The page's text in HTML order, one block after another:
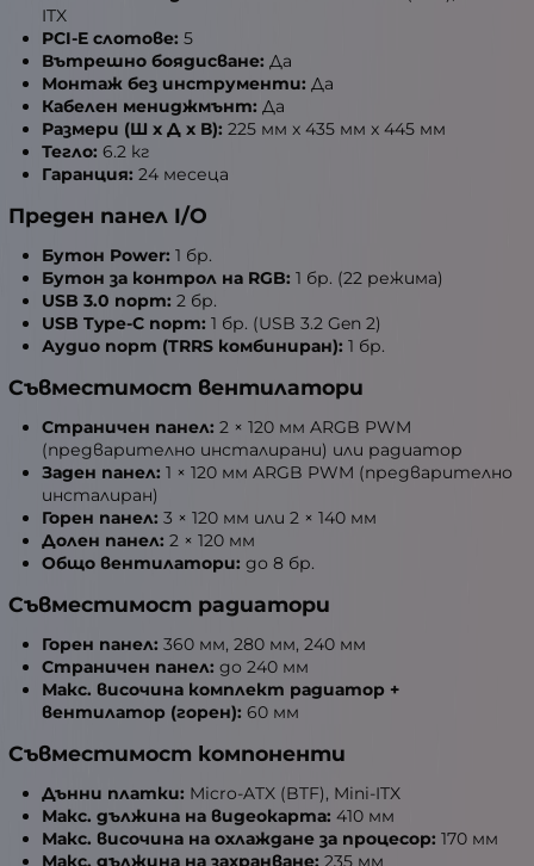
ITX
PCI-E слотове: 5
Вътрешно боядисване: Да
Монтаж без инструменти: Да
Кабелен мениджмънт: Да
Размери (Ш x Д x В): 225 мм x 435 мм x 445 мм
Тегло: 6.2 кг
Гаранция: 24 месеца
Преден панел I/O
Бутон Power: 1 бр.
Бутон за контрол на RGB: 1 бр. (22 режима)
USB 3.0 порт: 2 бр.
USB Type-C порт: 1 бр. (USB 3.2 Gen 2)
Аудио порт (TRRS комбиниран): 1 бр.
Съвместимост вентилатори
Страничен панел: 2 × 120 мм ARGB PWM
(предварително инсталирани) или радиатор
Заден панел: 1 × 120 мм ARGB PWM (предварително
инсталиран)
Горен панел: 3 × 120 мм или 2 × 140 мм
Долен панел: 2 × 120 мм
Общо вентилатори: до 8 бр.
Съвместимост радиатори
Горен панел: 360 мм, 280 мм, 240 мм
Страничен панел: до 240 мм
Макс. височина комплект радиатор +
вентилатор (горен): 60 мм
Съвместимост компоненти
Дънни платки: Micro-ATX (BTF), Mini-ITX
Макс. дължина на видеокарта: 410 мм
Макс. височина на охлаждане за процесор: 170 мм